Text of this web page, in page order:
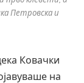
Петровска и
Ковачки
на